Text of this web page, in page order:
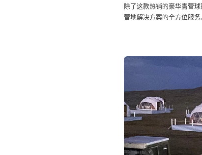
除了这款热销的豪华露营
营地解决方案的全方位服务